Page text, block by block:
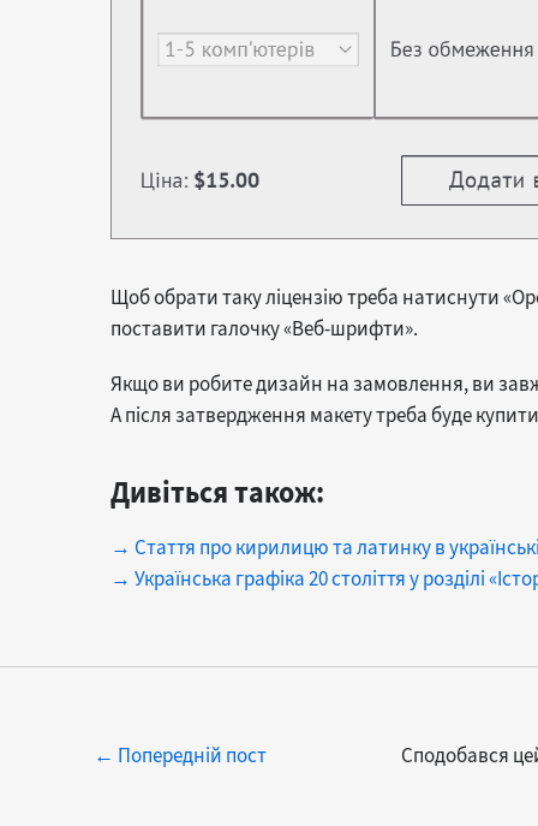
Щоб обрати таку ліцензію треба натиснути
поставити галочку «Веб-шрифти».
Якщо ви робите дизайн на замовлення, ви
А після затвердження макету треба буде
Дивіться також:
→ Стаття про кирилицю та латинку в
→ Українська графіка 20 століття у розділі
← Попередній пост Сподобався